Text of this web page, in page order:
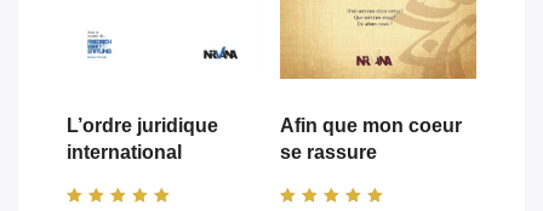
L’ordre juridique
international
Afin que mon coeur
se rassure